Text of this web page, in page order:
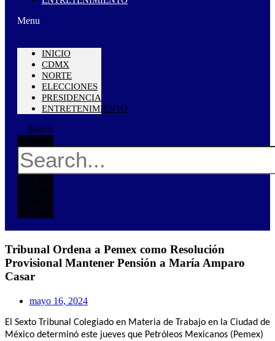
Menu
INICIO
CDMX
NORTE
ELECCIONES
PRESIDENCIA
ENTRETENIMIENTO
Search
Tribunal Ordena a Pemex como Resolución
Provisional Mantener Pensión a María Amparo
Casar
mayo 16, 2024
El Sexto Tribunal Colegiado en Materia de Trabajo en la Ciudad de
México determinó este jueves que Petróleos Mexicanos (Pemex)